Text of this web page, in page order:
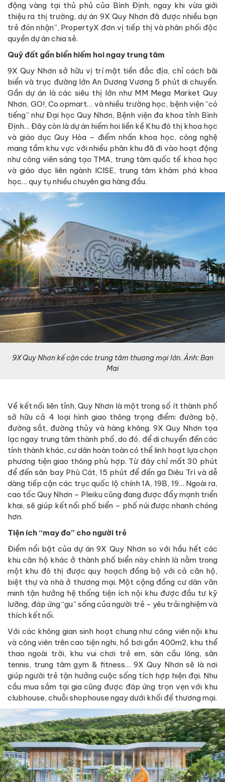
động vàng tại thủ phủ của Bình Định, ngay khi vừa giới
thiệu ra thị trường, dự án 9X Quy Nhơn đã được nhiều bạn
trẻ đón nhận”, PropertyX đơn vị tiếp thị và phân phối độc
quyền dự án chia sẻ.
Quỹ đất gần biển hiếm hoi ngay trung tâm
9X Quy Nhơn sở hữu vị trí mặt tiền đắc địa, chỉ cách bãi
biển và trục đường lớn An Dương Vương 5 phút di chuyển.
Gần dự án là các siêu thị lớn như MM Mega Market Quy
Nhơn, GO!, Co.opmart… và nhiều trường học, bệnh viện “có
tiếng” như Đại học Quy Nhơn, Bệnh viện đa khoa tỉnh Bình
Định… Đây còn là dự án hiếm hoi liền kề Khu đô thị khoa học
và giáo dục Quy Hòa – điểm nhấn khoa học, công nghệ
mang tầm khu vực với nhiều phân khu đã đi vào hoạt động
như công viên sáng tạo TMA, trung tâm quốc tế khoa học
và giáo dục liên ngành ICISE, trung tâm khám phá khoa
học… quy tụ nhiều chuyên gia hàng đầu.
9X Quy Nhơn kế cận các trung tâm thương mại lớn. Ảnh: Ban
Mai
Về kết nối liên tỉnh, Quy Nhơn là một trong số ít thành phố
sở hữu cả 4 loại hình giao thông trọng điểm: đường bộ,
đường sắt, đường thủy và hàng không. 9X Quy Nhơn tọa
lạc ngay trung tâm thành phố, do đó, để di chuyển đến các
tỉnh thành khác, cư dân hoàn toàn có thể linh hoạt lựa chọn
phương tiện giao thông phù hợp. Từ đây chỉ mất 30 phút
để đến sân bay Phù Cát, 15 phút để đến ga Diêu Trì và dễ
dàng tiếp cận các trục quốc lộ chính 1A, 19B, 19… Ngoài ra,
cao tốc Quy Nhơn – Pleiku cũng đang được đẩy mạnh triển
khai, sẽ giúp kết nối phố biển – phố núi được nhanh chóng
hơn.
Tiện ích “may đo” cho người trẻ
Điểm nổi bật của dự án 9X Quy Nhơn so với hầu hết các
khu căn hộ khác ở thành phố biển này chính là nằm trong
một khu đô thị được quy hoạch đồng bộ với cả căn hộ,
biệt thự và nhà ở thương mại. Một cộng đồng cư dân văn
minh tận hưởng hệ thống tiện ích nội khu được đầu tư kỹ
lưỡng, đáp ứng “gu” sống của người trẻ - yêu trải nghiệm và
thích kết nối.
Với các không gian sinh hoạt chung như công viên nội khu
và công viên trên cao tiện nghi, hồ bơi gần 400m2, khu thể
thao ngoài trời, khu vui chơi trẻ em, sân cầu lông, sân
tennis, trung tâm gym & fitness… 9X Quy Nhơn sẽ là nơi
giúp người trẻ tận hưởng cuộc sống tích hợp hiện đại. Nhu
cầu mua sắm tại gia cũng được đáp ứng trọn vẹn với khu
clubhouse, chuỗi shophouse ngay dưới khối đế thương mại.